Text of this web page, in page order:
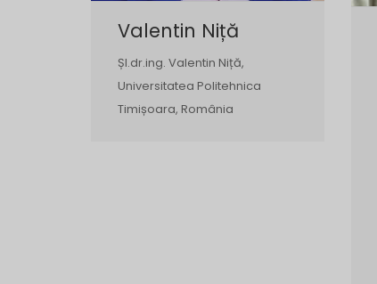
Valentin Niță
Șl.dr.ing. Valentin Niță,
Universitatea Politehnica
Timișoara, România